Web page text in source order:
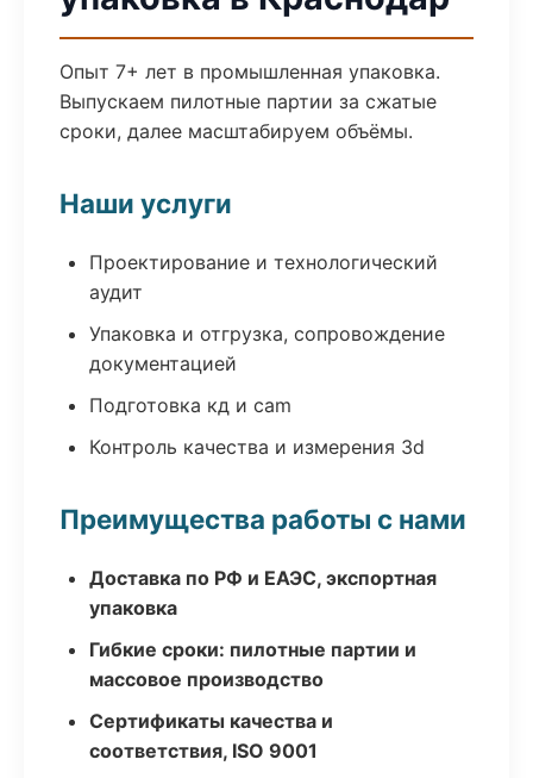
Опыт 7+ лет в промышленная упаковка.
Выпускаем пилотные партии за сжатые
сроки, далее масштабируем объёмы.
Наши услуги
Проектирование и технологический
аудит
Упаковка и отгрузка, сопровождение
документацией
Подготовка кд и cam
Контроль качества и измерения 3d
Преимущества работы с нами
Доставка по РФ и ЕАЭС, экспортная
упаковка
Гибкие сроки: пилотные партии и
массовое производство
Сертификаты качества и
соответствия, ISO 9001